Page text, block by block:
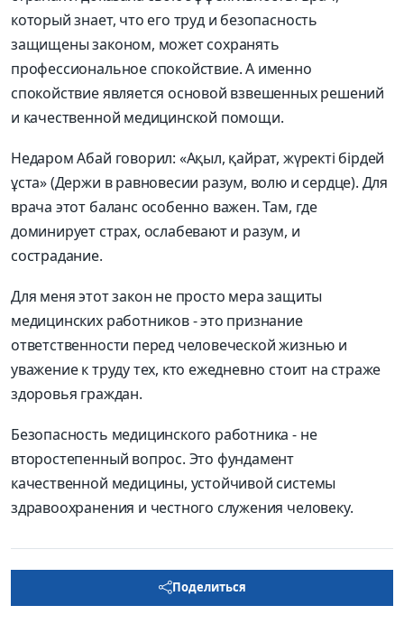
который знает, что его труд и безопасность
защищены законом, может сохранять
профессиональное спокойствие. А именно
спокойствие является основой взвешенных решений
и качественной медицинской помощи.
Недаром Абай говорил: «Ақыл, қайрат, жүректі бірдей
ұста» (Держи в равновесии разум, волю и сердце). Для
врача этот баланс особенно важен. Там, где
доминирует страх, ослабевают и разум, и
сострадание.
Для меня этот закон не просто мера защиты
медицинских работников - это признание
ответственности перед человеческой жизнью и
уважение к труду тех, кто ежедневно стоит на страже
здоровья граждан.
Безопасность медицинского работника - не
второстепенный вопрос. Это фундамент
качественной медицины, устойчивой системы
здравоохранения и честного служения человеку.
Поделиться